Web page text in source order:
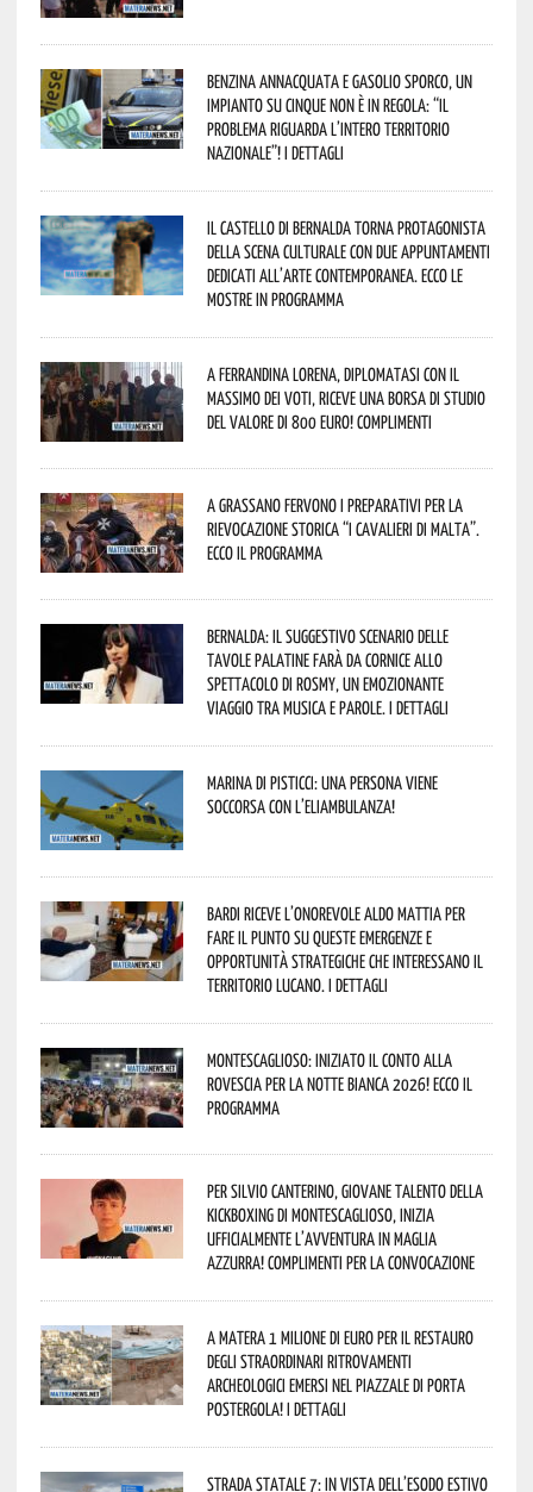
Benzina annacquata e gasolio sporco, un
impianto su cinque non è in regola: “il
problema riguarda l’intero territorio
Nazionale”! I dettagli
Il Castello di Bernalda torna protagonista
della scena culturale con due appuntamenti
dedicati all’arte contemporanea. Ecco le
mostre in programma
A Ferrandina Lorena, diplomatasi con il
massimo dei voti, riceve una borsa di studio
del valore di 800 euro! Complimenti
A Grassano fervono i preparativi per la
Rievocazione Storica “I CAVALIERI DI MALTA”.
Ecco il programma
Bernalda: il suggestivo scenario delle
Tavole Palatine farà da cornice allo
spettacolo di Rosmy, un emozionante
viaggio tra musica e parole. I dettagli
Marina di Pisticci: una persona viene
soccorsa con l’eliambulanza!
Bardi riceve l’onorevole Aldo Mattia per
fare il punto su queste emergenze e
opportunità strategiche che interessano il
territorio lucano. I dettagli
Montescaglioso: iniziato il conto alla
rovescia per la Notte Bianca 2026! Ecco il
programma
Per Silvio Canterino, giovane talento della
kickboxing di Montescaglioso, inizia
ufficialmente l’avventura in maglia
azzurra! Complimenti per la convocazione
A Matera 1 milione di euro per il restauro
degli straordinari ritrovamenti
archeologici emersi nel piazzale di Porta
Postergola! I dettagli
Strada statale 7: in vista dell’esodo estivo